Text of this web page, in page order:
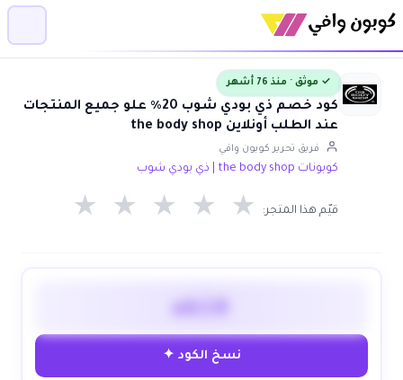
✓ موثق · منذ 76 أشهر
كود خصم ذي بودي شوب 20٪ علو جميع المنتجات
عند الطلب أونلاين the body shop
فريق تحرير كوبون وافي
كوبونات the body shop | ذي بودي شوب
قيّم هذا المتجر: ★ ★ ★ ★ ★
ab10
نسخ الكود ✦